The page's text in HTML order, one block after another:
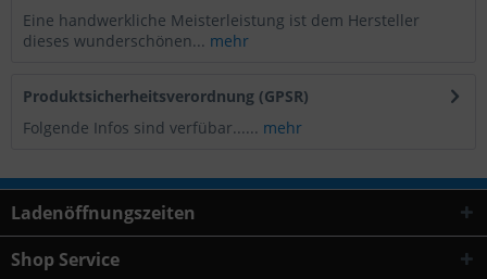
Eine handwerkliche Meisterleistung ist dem Hersteller
dieses wunderschönen... mehr
Produktsicherheitsverordnung (GPSR)
Folgende Infos sind verfübar...... mehr
Ladenöffnungszeiten
Shop Service